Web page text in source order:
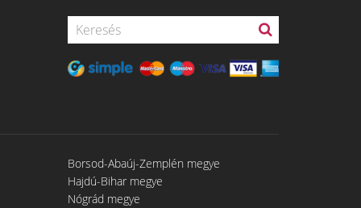
Borsod-Abaúj-Zemplén megye
Hajdú-Bihar megye
Nógrád megye